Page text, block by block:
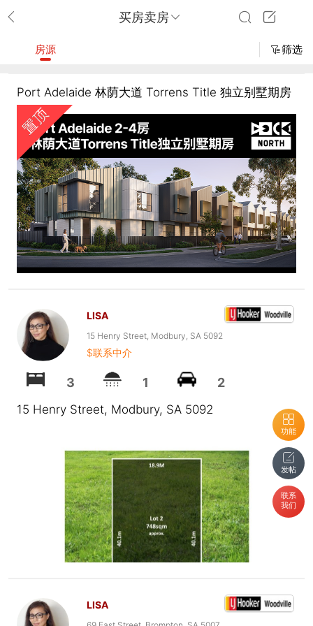
买房卖房
功能
发帖
联系
我们
房源 筛选
Port Adelaide 林荫大道 Torrens Title 独立别墅期房
LISA
15 Henry Street, Modbury, SA 5092
$联系中介
3 1 2
15 Henry Street, Modbury, SA 5092
LISA